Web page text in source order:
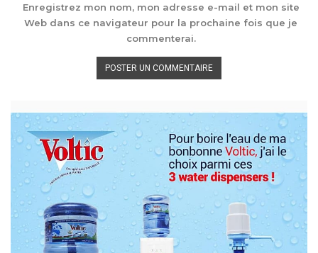
Enregistrez mon nom, mon adresse e-mail et mon site
Web dans ce navigateur pour la prochaine fois que je
commenterai.